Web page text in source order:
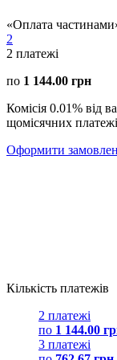
«Оплата
2
2 платежі
по 1 144.00 грн
Комісія 0.01% від
щомісячних
Оформити
Кількість платежів
2 платежі
по 1 144.00
3 платежі